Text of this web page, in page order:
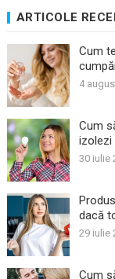
ARTICOLE
Cum
4
Cum
izolezi
30 iulie
dacă
29 iulie
Cum